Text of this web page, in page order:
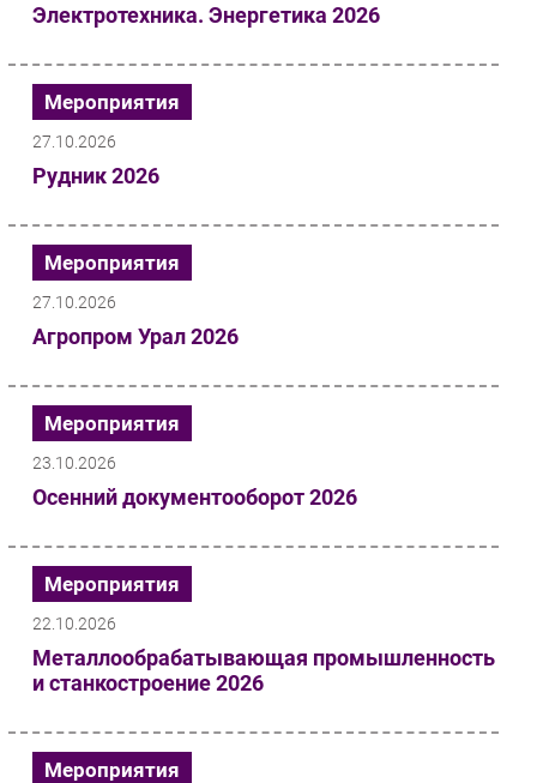
Электротехника. Энергетика 2026
Мероприятия
27.10.2026
Рудник 2026
Мероприятия
27.10.2026
Агропром Урал 2026
Мероприятия
23.10.2026
Осенний документооборот 2026
Мероприятия
22.10.2026
Металлообрабатывающая промышленность
и станкостроение 2026
Мероприятия